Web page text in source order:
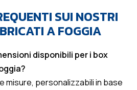
SUI NOSTRI
A FOGGIA
disponibili per i box
misure, personalizzabili in base